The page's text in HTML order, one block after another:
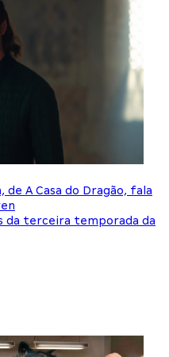
A Casa do Dragão, fala
da terceira temporada da